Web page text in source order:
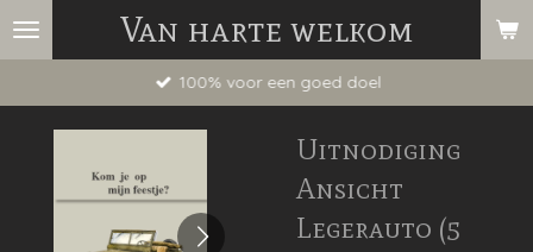
Ga
Van harte welkom
100% voor een goed doel
Uitnodiging
Ansicht
Legerauto (5